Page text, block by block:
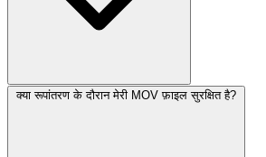
क्या रूपांतरण के दौरान मेरी MOV फ़ाइल सुरक्षित है?